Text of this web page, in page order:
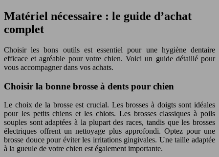
Matériel nécessaire : le guide d’achat
complet
Choisir les bons outils est essentiel pour une hygiène dentaire
efficace et agréable pour votre chien. Voici un guide détaillé pour
vous accompagner dans vos achats.
Choisir la bonne brosse à dents pour chien
Le choix de la brosse est crucial. Les brosses à doigts sont idéales
pour les petits chiens et les chiots. Les brosses classiques à poils
souples sont adaptées à la plupart des races, tandis que les brosses
électriques offrent un nettoyage plus approfondi. Optez pour une
brosse douce pour éviter les irritations gingivales. Une taille adaptée
à la gueule de votre chien est également importante.